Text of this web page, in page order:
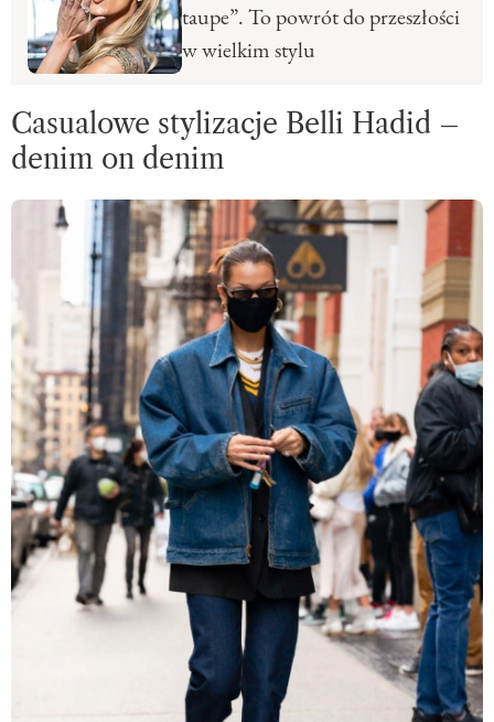
taupe”. To powrót do przeszłości
w wielkim stylu
Casualowe stylizacje Belli Hadid –
denim on denim